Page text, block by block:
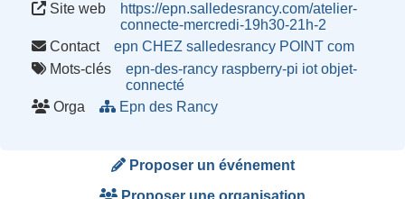
Site web
https://epn.salledesrancy.com/atelier-
connecte-mercredi-19h30-21h-2
Contact
epn CHEZ salledesrancy POINT com
Mots-clés
epn-des-rancy raspberry-pi iot objet-
connecté
Orga
Epn des Rancy
Proposer un événement
Proposer une organisation